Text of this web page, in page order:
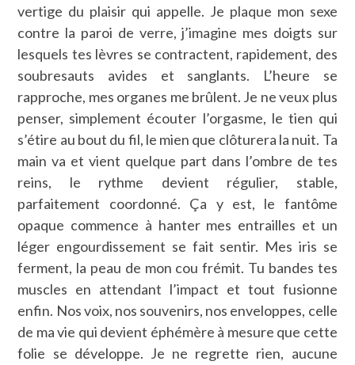
vertige du plaisir qui appelle. Je plaque mon sexe
contre la paroi de verre, j’imagine mes doigts sur
lesquels tes lèvres se contractent, rapidement, des
soubresauts avides et sanglants. L’heure se
rapproche, mes organes me brûlent. Je ne veux plus
penser, simplement écouter l’orgasme, le tien qui
s’étire au bout du fil, le mien que clôturera la nuit. Ta
main va et vient quelque part dans l’ombre de tes
reins, le rythme devient régulier, stable,
parfaitement coordonné. Ça y est, le fantôme
opaque commence à hanter mes entrailles et un
léger engourdissement se fait sentir. Mes iris se
ferment, la peau de mon cou frémit. Tu bandes tes
muscles en attendant l’impact et tout fusionne
enfin. Nos voix, nos souvenirs, nos enveloppes, celle
de ma vie qui devient éphémère à mesure que cette
folie se développe. Je ne regrette rien, aucune